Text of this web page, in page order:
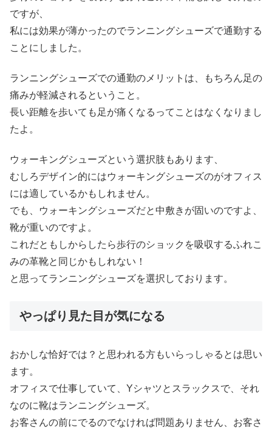
ですが、
私には効果が薄かったのでランニングシューズで通勤する
ことにしました。
ランニングシューズでの通勤のメリットは、もちろん足の
痛みが軽減されるということ。
長い距離を歩いても足が痛くなるってことはなくなりまし
たよ。
ウォーキングシューズという選択肢もあります、
むしろデザイン的にはウォーキングシューズのがオフィス
には適しているかもしれません。
でも、ウォーキングシューズだと中敷きが固いのですよ、
靴が重いのですよ。
これだともしからしたら歩行のショックを吸収するふれこ
みの革靴と同じかもしれない！
と思ってランニングシューズを選択しております。
やっぱり見た目が気になる
おかしな恰好では？と思われる方もいらっしゃるとは思い
ます。
オフィスで仕事していて、Yシャツとスラックスで、それ
なのに靴はランニングシューズ。
お客さんの前にでるのでなければ問題ありません、お客さ